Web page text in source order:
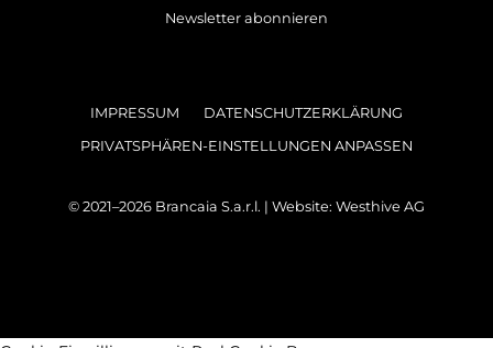
Newsletter abonnieren
IMPRESSUM
DATENSCHUTZERKLÄRUNG
PRIVATSPHÄREN-EINSTELLUNGEN ANPASSEN
© 2021–2026 Brancaia S.a.r.l. | Website: Westhive AG